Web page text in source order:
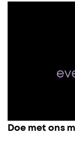
Doe met ons